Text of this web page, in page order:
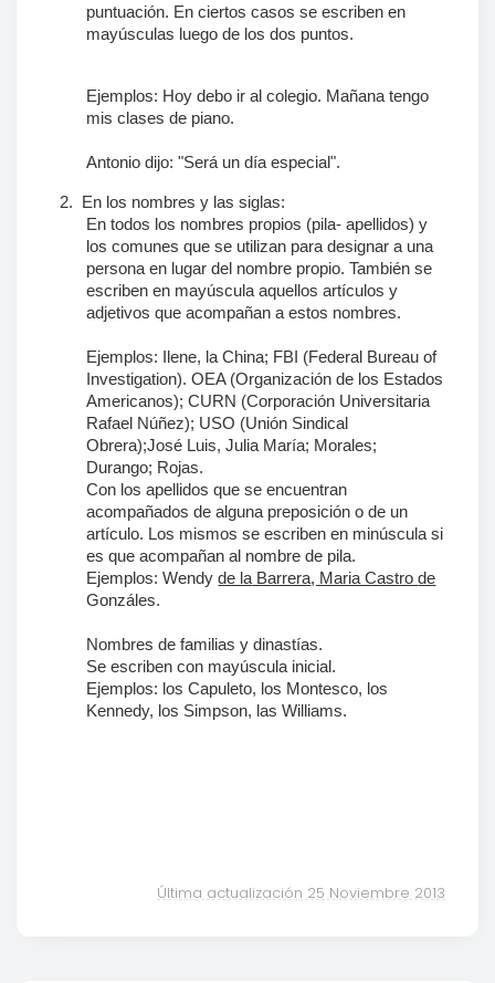
puntuación. En ciertos casos se escriben en
mayúsculas luego de los dos puntos.
Ejemplos: Hoy debo ir al colegio. Mañana tengo
mis clases de piano.
Antonio dijo: "Será un día especial".
2. En los nombres y las siglas:
En todos los nombres propios (pila- apellidos) y
los comunes que se utilizan para designar a una
persona en lugar del nombre propio. También se
escriben en mayúscula aquellos artículos y
adjetivos que acompañan a estos nombres.
Ejemplos: Ilene, laChina; FBI (Federal Bureau of
Investigation). OEA (Organización de los Estados
Americanos); CURN (Corporación Universitaria
Rafael Núñez); USO (Unión Sindical
Obrera);José Luis,Julia María; Morales;
Durango; Rojas.
Con los apellidos que se encuentran
acompañados de alguna preposición o de un
artículo. Los mismos se escriben en minúscula si
es que acompañan al nombre de pila.
Ejemplos: Wendyde la Barrera, Maria Castrode
Gonzáles.
Nombres de familias y dinastías.
Se escriben con mayúscula inicial.
Ejemplos: losCapuleto, los Montesco, los
Kennedy, los Simpson, lasWilliams.
Última actualización 25 Noviembre 2013